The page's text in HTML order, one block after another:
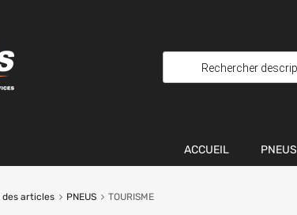
ACCUEIL PNEUS
des articles PNEUS TOURISME